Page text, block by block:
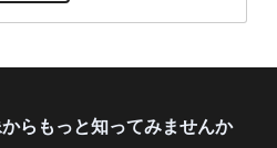
らもっと知ってみませんか